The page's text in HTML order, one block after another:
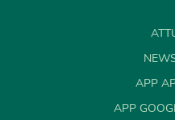
APP
APP